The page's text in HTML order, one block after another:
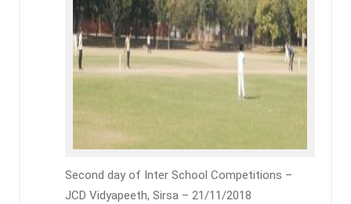
Second day of Inter School Competitions –
JCD Vidyapeeth, Sirsa – 21/11/2018